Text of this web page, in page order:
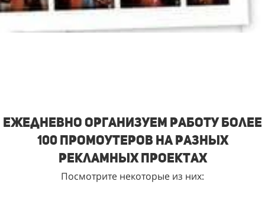
Ежедневно организуем работу более
100 промоутеров на разных
рекламных проектах
Посмотрите некоторые из них: